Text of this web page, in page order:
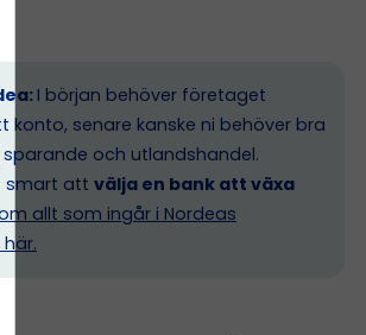
I början behöver företaget
konto, senare kanske ni behöver bra
och utlandshandel.
smart att välja en bank att växa
allt som ingår i Nordeas